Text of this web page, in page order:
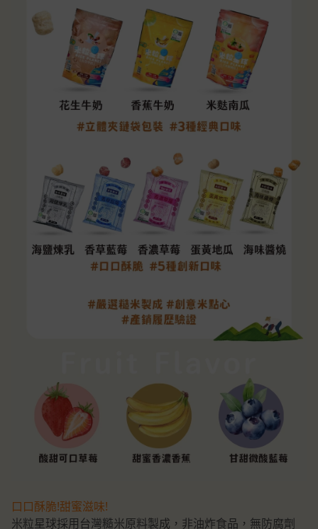
口口酥脆!甜蜜滋味!
米粒星球採用台灣糙米原料製成，非油炸食品，無防腐劑